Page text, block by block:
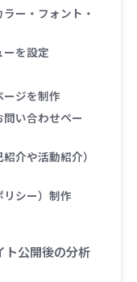
ー・フォント・
を設定
ジを制作
い合わせペー
介や活動紹介）
シー）制作
公開後の分析